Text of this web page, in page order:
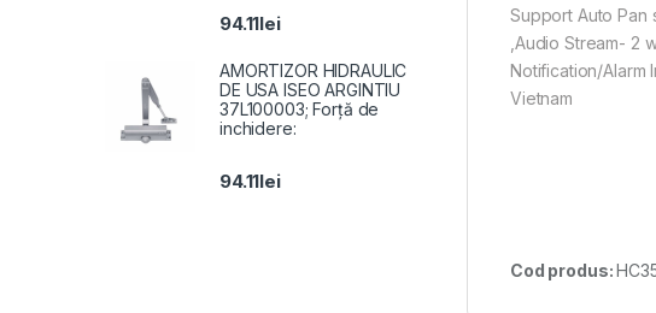
Support Auto Pan
,Audio Stream- 2
Notification/Alarm
Vietnam
Cod produs:
94.11lei
AMORTIZOR HIDRAULIC
DE USA ISEO ARGINTIU
37L100003; Forță de
inchidere:
94.11lei